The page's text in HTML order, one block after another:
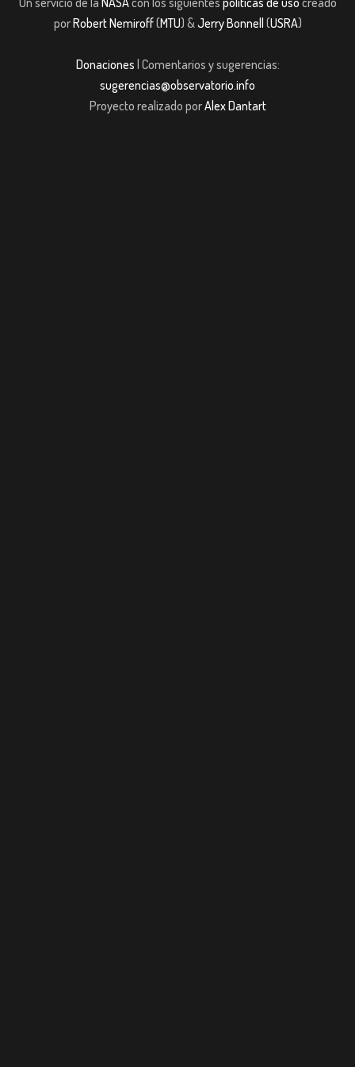
porRobert Nemiroff(MTU) &Jerry Bonnell (USRA)
Donaciones | Comentarios y sugerencias:
sugerencias@observatorio.info
Proyecto realizado porAlex Dantart